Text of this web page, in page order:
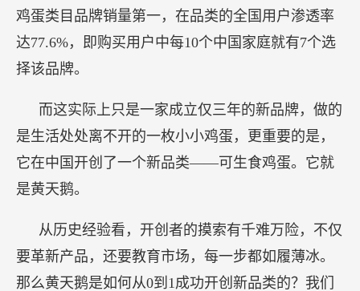
鸡蛋类目品牌销量第一，在品类的全国用户渗透率
达77.6%，即购买用户中每10个中国家庭就有7个选
择该品牌。
而这实际上只是一家成立仅三年的新品牌，做的
是生活处处离不开的一枚小小鸡蛋，更重要的是，
它在中国开创了一个新品类——可生食鸡蛋。它就
是黄天鹅。
从历史经验看，开创者的摸索有千难万险，不仅
要革新产品，还要教育市场，每一步都如履薄冰。
那么黄天鹅是如何从0到1成功开创新品类的？我们